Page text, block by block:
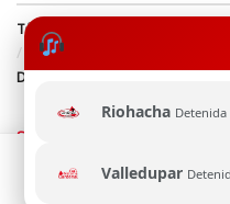
Riohacha Detenida
Valledupar
Términos y Condiciones
Política de uso de cookies
Directrices Editoriales
Síguenos
Esta página web usa
navegación, al continuar